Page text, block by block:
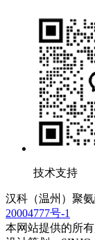
技术支持
汉科（温州）聚
20004777号-1
本网站提供的所